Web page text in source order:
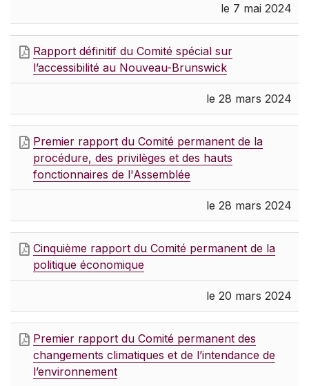
le 7 mai 2024
Rapport définitif du Comité spécial sur
l’accessibilité au Nouveau-Brunswick
le 28 mars 2024
Premier rapport du Comité permanent de la
procédure, des privilèges et des hauts
fonctionnaires de l'Assemblée
le 28 mars 2024
Cinquième rapport du Comité permanent de la
politique économique
le 20 mars 2024
Premier rapport du Comité permanent des
changements climatiques et de l’intendance de
l’environnement